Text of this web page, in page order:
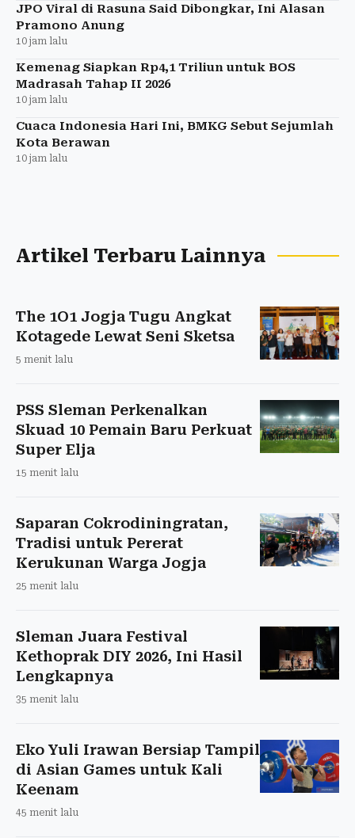
JPO Viral di Rasuna Said Dibongkar, Ini Alasan
Pramono Anung
10 jam lalu
Kemenag Siapkan Rp4,1 Triliun untuk BOS
Madrasah Tahap II 2026
10 jam lalu
Cuaca Indonesia Hari Ini, BMKG Sebut Sejumlah
Kota Berawan
10 jam lalu
Artikel Terbaru Lainnya
The 1O1 Jogja Tugu Angkat
Kotagede Lewat Seni Sketsa
5 menit lalu
PSS Sleman Perkenalkan
Skuad 10 Pemain Baru Perkuat
Super Elja
15 menit lalu
Saparan Cokrodiningratan,
Tradisi untuk Pererat
Kerukunan Warga Jogja
25 menit lalu
Sleman Juara Festival
Kethoprak DIY 2026, Ini Hasil
Lengkapnya
35 menit lalu
Eko Yuli Irawan Bersiap Tampil
di Asian Games untuk Kali
Keenam
45 menit lalu